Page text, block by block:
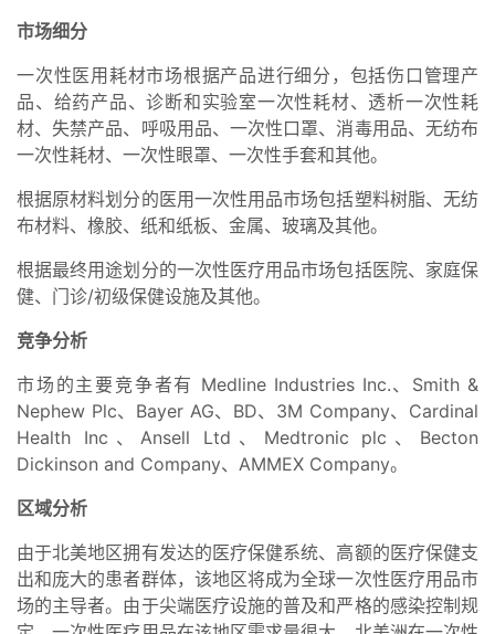
市场细分
一次性医用耗材市场根据产品进行细分，包括伤口管理产
品、给药产品、诊断和实验室一次性耗材、透析一次性耗
材、失禁产品、呼吸用品、一次性口罩、消毒用品、无纺布
一次性耗材、一次性眼罩、一次性手套和其他。
根据原材料划分的医用一次性用品市场包括塑料树脂、无纺
布材料、橡胶、纸和纸板、金属、玻璃及其他。
根据最终用途划分的一次性医疗用品市场包括医院、家庭保
健、门诊/初级保健设施及其他。
竞争分析
市场的主要竞争者有 Medline Industries Inc.、Smith &
Nephew Plc、Bayer AG、BD、3M Company、Cardinal
Health Inc、Ansell Ltd、Medtronic plc、Becton
Dickinson and Company、AMMEX Company。
区域分析
由于北美地区拥有发达的医疗保健系统、高额的医疗保健支
出和庞大的患者群体，该地区将成为全球一次性医疗用品市
场的主导者。由于尖端医疗设施的普及和严格的感染控制规